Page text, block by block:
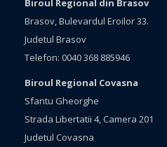
Biroul Regional din Brasov
Brasov, Bulevardul Eroilor 33.
Judetul Brasov
Telefon: 0040 368 885946
Biroul Regional Covasna
Sfantu Gheorghe
Strada Libertatii 4, Camera 201
Judetul Covasna